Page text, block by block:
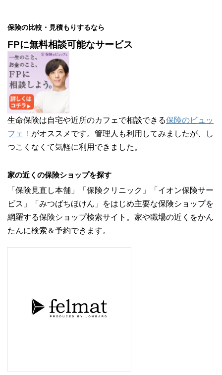
保険の比較・見積もりするなら
FPに無料相談可能なサービス
生命保険は自宅や近所のカフェで相談できる保険のビュッ
フェ！ がオススメです。管理人も利用してみましたが、し
つこくなくて気軽に利用できました。
家の近くの保険ショップを探す
「保険見直し本舗」「保険クリニック」「イオン保険サー
ビス」「みつばちほけん」をはじめ主要な保険ショップを
網羅する保険ショップ検索サイト。家や職場の近くをかん
たんに検索＆予約できます。